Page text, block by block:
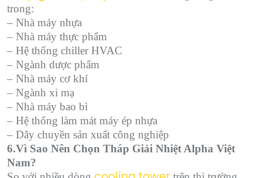
trong:
– Nhà máy nhựa
– Nhà máy thực phẩm
– Hệ thống chiller HVAC
– Ngành dược phẩm
– Nhà máy cơ khí
– Ngành xi mạ
– Nhà máy bao bì
– Hệ thống làm mát máy ép nhựa
– Dây chuyền sản xuất công nghiệp
6.Vì Sao Nên Chọn Tháp Giải Nhiệt Alpha Việt
Nam?